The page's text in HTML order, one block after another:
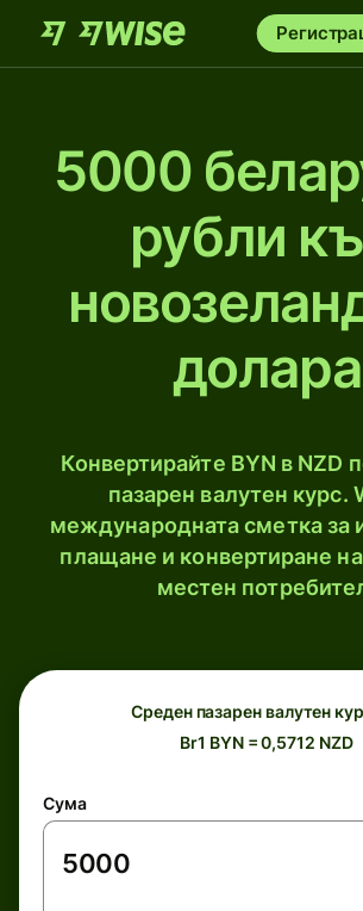
5000
рубли
долара
Конвертирайте BYN в NZD
пазарен валутен курс.
международната сметка за
плащане и конвертиране
местен
Среден пазарен валутен
Br1 BYN = 0,5712 NZD
Сума